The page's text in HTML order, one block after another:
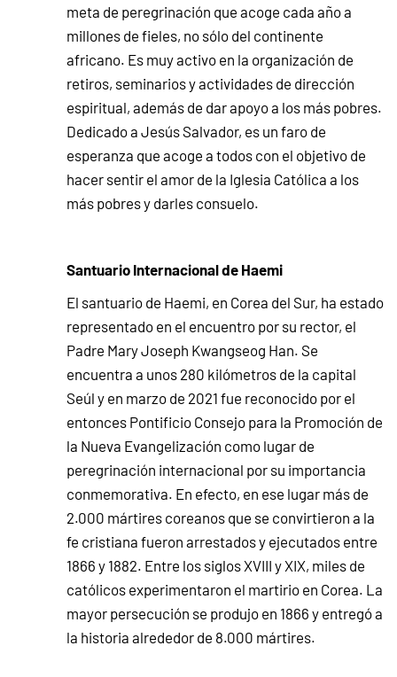
meta de peregrinación que acoge cada año a
millones de fieles, no sólo del continente
africano. Es muy activo en la organización de
retiros, seminarios y actividades de dirección
espiritual, además de dar apoyo a los más pobres.
Dedicado a Jesús Salvador, es un faro de
esperanza que acoge a todos con el objetivo de
hacer sentir el amor de la Iglesia Católica a los
más pobres y darles consuelo.
Santuario Internacional de Haemi
El santuario de Haemi, en Corea del Sur, ha estado
representado en el encuentro por su rector, el
Padre Mary Joseph Kwangseog Han. Se
encuentra a unos 280 kilómetros de la capital
Seúl y en marzo de 2021 fue reconocido por el
entonces Pontificio Consejo para la Promoción de
la Nueva Evangelización como lugar de
peregrinación internacional por su importancia
conmemorativa. En efecto, en ese lugar más de
2.000 mártires coreanos que se convirtieron a la
fe cristiana fueron arrestados y ejecutados entre
1866 y 1882. Entre los siglos XVIII y XIX, miles de
católicos experimentaron el martirio en Corea. La
mayor persecución se produjo en 1866 y entregó a
la historia alrededor de 8.000 mártires.